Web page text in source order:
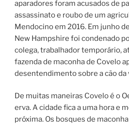
aparadores foram acusados de
assassinato e roubo de um
Mendocino em 2016. Em junho
New Hampshire foi condenado
colega, trabalhador temporário,
fazenda de maconha de Covelo
desentendimento sobre a cão da
De muitas maneiras Covelo é o
erva. A cidade fica a uma hora e
próxima. Os bosques de